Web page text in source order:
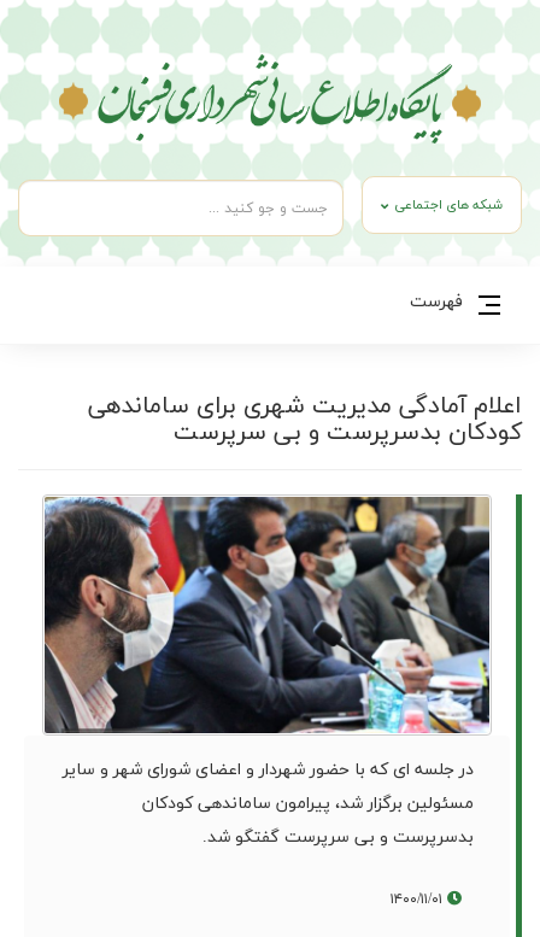
شبکه های اجتماعی
فهرست
اعلام آمادگی مدیریت شهری برای ساماندهی
کودکان بدسرپرست و بی سرپرست
در جلسه ای که با حضور شهردار و اعضای شورای شهر و سایر
مسئولین برگزار شد، پیرامون ساماندهی کودکان
بدسرپرست و بی سرپرست گفتگو شد.